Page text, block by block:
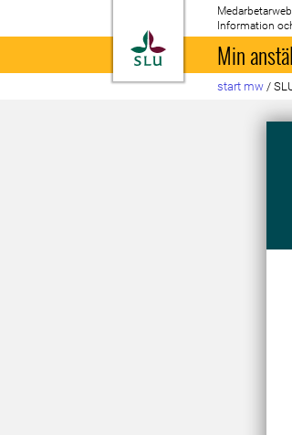
Till startsida
Information
Min
start mw /